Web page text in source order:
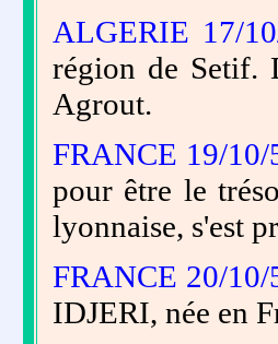
ALGERIE 17/
région de Setif.
Agrout.
FRANCE 19/10/
pour être le
lyonnaise, s'est
FRANCE 20/10/
IDJERI, née en